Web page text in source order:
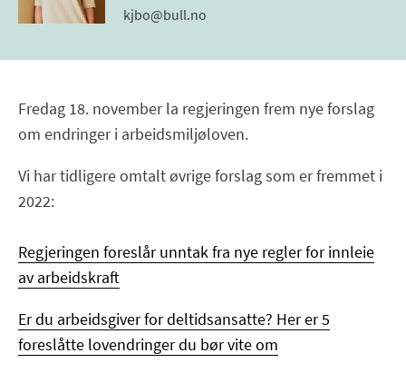
kjbo@bull.no
Fredag 18. november la regjeringen frem nye forslag
om endringer i arbeidsmiljøloven.
Vi har tidligere omtalt øvrige forslag som er fremmet i
2022:
Regjeringen foreslår unntak fra nye regler for innleie
av arbeidskraft
Er du arbeidsgiver for deltidsansatte? Her er 5
foreslåtte lovendringer du bør vite om